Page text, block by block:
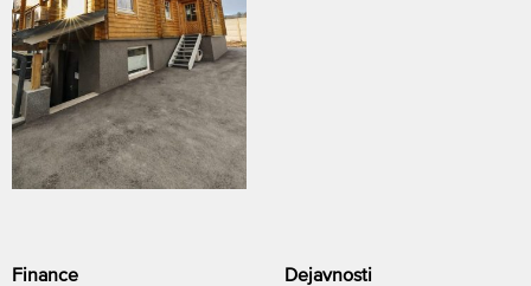
Finance Dejavnosti